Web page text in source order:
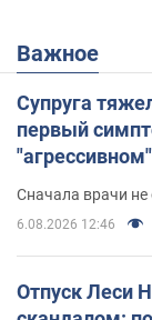
Важное
Супруга
первый
Сначала врачи
6.08.2026 12:46
Отпуск Леси